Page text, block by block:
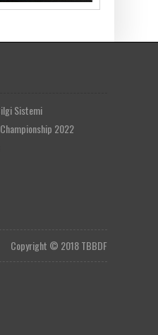
Sistemi
2022
Copyright © 2018 TBBDF